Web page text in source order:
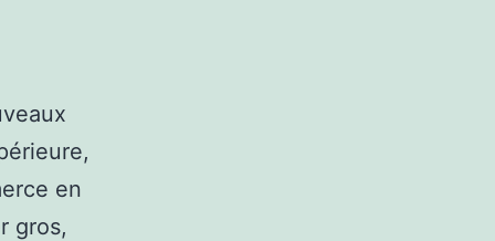
en
gros,